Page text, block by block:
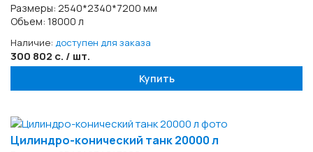
Размеры: 2540*2340*7200 мм
Объем: 18000 л
Наличие: доступен для заказа
300 802 с. / шт.
Купить
Цилиндро-конический танк 20000 л